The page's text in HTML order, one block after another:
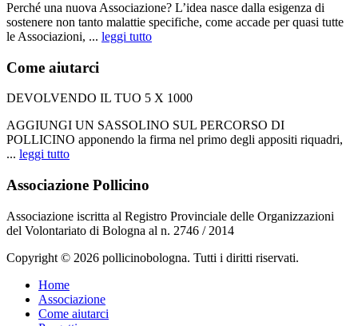
Perché una nuova Associazione? L’idea nasce dalla esigenza di
sostenere non tanto malattie specifiche, come accade per quasi tutte
le Associazioni, ... leggi tutto
Come aiutarci
DEVOLVENDO IL TUO 5 X 1000
AGGIUNGI UN SASSOLINO SUL PERCORSO DI
POLLICINO apponendo la firma nel primo degli appositi riquadri,
... leggi tutto
Associazione Pollicino
Associazione iscritta al Registro Provinciale delle Organizzazioni
del Volontariato di Bologna al n. 2746 / 2014
Copyright © 2026 pollicinobologna. Tutti i diritti riservati.
Home
Associazione
Come aiutarci